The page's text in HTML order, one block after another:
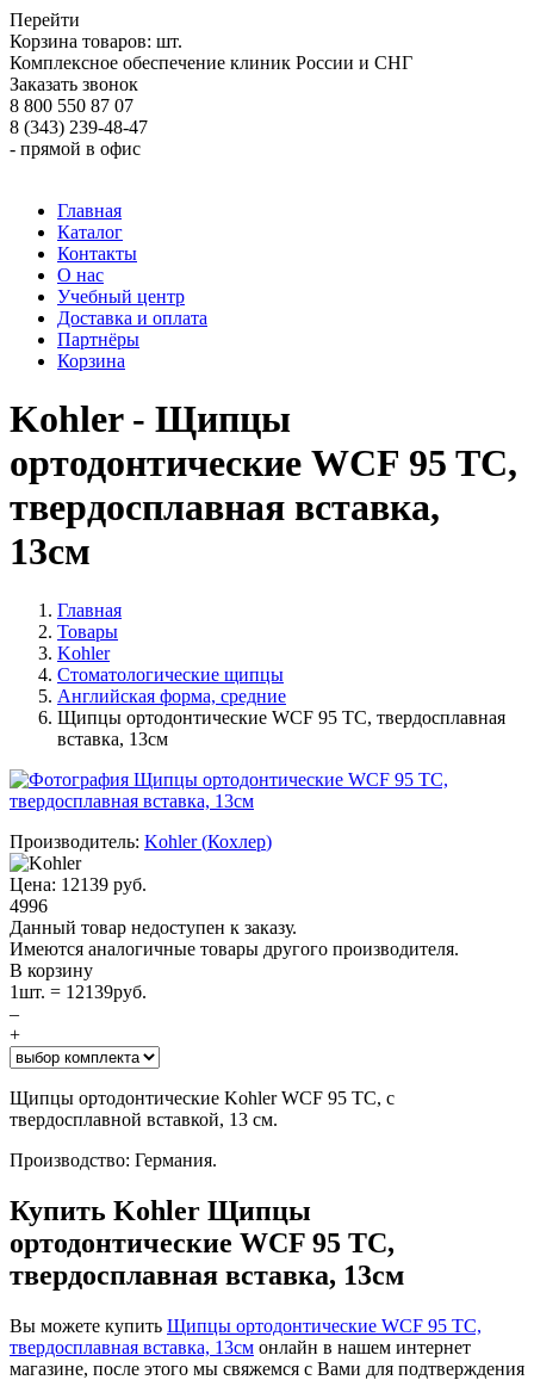
Перейти
Корзина товаров: шт.
Комплексное обеспечение клиник России и СНГ
Заказать звонок
8 800 550 87 07
8 (343) 239-48-47
- прямой в офис
Главная
Каталог
Контакты
О нас
Учебный центр
Доставка и оплата
Партнёры
Корзина
Kohler - Щипцы
ортодонтические WCF 95 TC,
твердосплавная вставка,
13см
Главная
Товары
Kohler
Стоматологические щипцы
Английская форма, средние
Щипцы ортодонтические WCF 95 TC, твердосплавная
вставка, 13см
Производитель: Kohler(Кохлер)
Цена: 12139 руб.
4996
Данный товар недоступен к заказу.
Имеются аналогичные товары другого производителя.
В корзину
1шт. = 12139руб.
–
+
Щипцы ортодонтические Kohler WCF 95 TC, с
твердосплавной вставкой, 13 см.
Производство: Германия.
Купить Kohler Щипцы
ортодонтические WCF 95 TC,
твердосплавная вставка, 13см
Вы можете купить Щипцы ортодонтические WCF 95 TC,
твердосплавная вставка, 13см онлайн в нашем интернет
магазине, после этого мы свяжемся с Вами для подтверждения